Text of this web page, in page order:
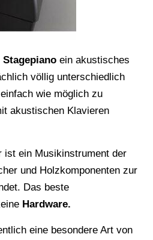
Stagepiano ein akustisches
völlig unterschiedlich
wie möglich zu
akustischen Klavieren
ist ein Musikinstrument der
und Holzkomponenten zur
Das beste
Hardware.
eine besondere Art von